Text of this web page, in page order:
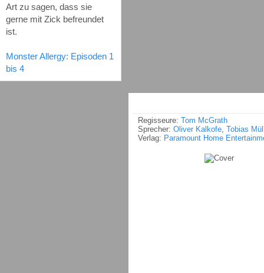
Art zu sagen, dass sie
gerne mit Zick befreundet
ist.
Monster Allergy: Episoden 1
bis 4
Regisseure: Tom McGrath
Sprecher: Oliver Kalkofe, Tobias
Verlag: Paramount Home